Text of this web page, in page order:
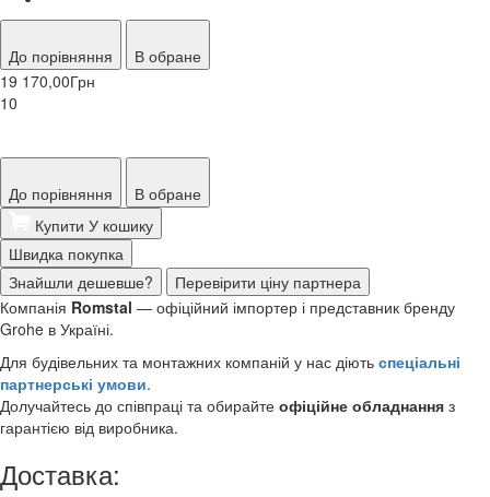
До порівняння
В обране
19 170,00Грн
10
До порівняння
В обране
Купити У кошику
Швидка покупка
Знайшли дешевше?
Перевірити ціну партнера
Компанія Romstal — офіційний імпортер і представник бренду
Grohe в Україні.
Для будівельних та монтажних компаній у нас діють спеціальні
партнерські умови.
Долучайтесь до співпраці та обирайте офіційне обладнання з
гарантією від виробника.
Доставка: